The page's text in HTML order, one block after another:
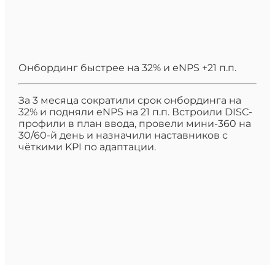
Онбординг быстрее на 32% и eNPS +21 п.п.
За 3 месяца сократили срок онбординга на
32% и подняли eNPS на 21 п.п. Встроили DISC-
профили в план ввода, провели мини-360 на
30/60-й день и назначили наставников с
чёткими KPI по адаптации.